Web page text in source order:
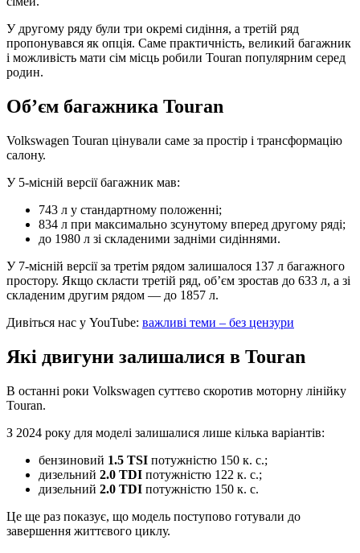
У другому ряду були три окремі сидіння, а третій ряд
пропонувався як опція. Саме практичність, великий багажник
і можливість мати сім місць робили Touran популярним серед
родин.
Об’єм багажника Touran
Volkswagen Touran цінували саме за простір і трансформацію
салону.
У 5-місній версії багажник мав:
743 л у стандартному положенні;
834 л при максимально зсунутому вперед другому ряді;
до 1980 л зі складеними задніми сидіннями.
У 7-місній версії за третім рядом залишалося 137 л багажного
простору. Якщо скласти третій ряд, об’єм зростав до 633 л, а зі
складеним другим рядом — до 1857 л.
Дивіться нас у YouTube: важливі теми – без цензури
Які двигуни залишалися в Touran
В останні роки Volkswagen суттєво скоротив моторну лінійку
Touran.
З 2024 року для моделі залишалися лише кілька варіантів:
бензиновий 1.5 TSI потужністю 150 к. с.;
дизельний 2.0 TDI потужністю 122 к. с.;
дизельний 2.0 TDI потужністю 150 к. с.
Це ще раз показує, що модель поступово готували до
завершення життєвого циклу.